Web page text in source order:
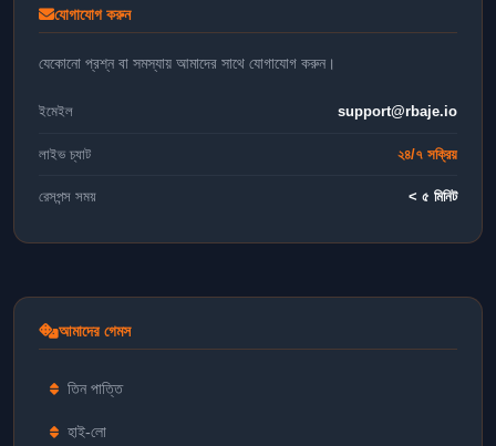
যোগাযোগ করুন
যেকোনো প্রশ্ন বা সমস্যায় আমাদের সাথে যোগাযোগ করুন।
ইমেইল support@rbaje.io
লাইভ চ্যাট ২৪/৭ সক্রিয়
রেসপন্স সময় < ৫ মিনিট
আমাদের গেমস
তিন পাত্তি
হাই-লো